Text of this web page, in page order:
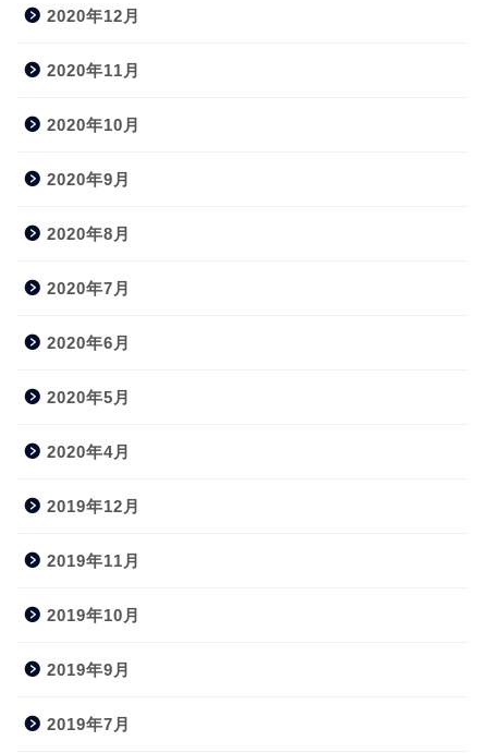
2020年12月
2020年11月
2020年10月
2020年9月
2020年8月
2020年7月
2020年6月
2020年5月
2020年4月
2019年12月
2019年11月
2019年10月
2019年9月
2019年7月